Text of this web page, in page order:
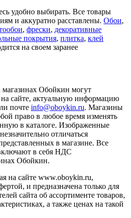
удобно выбирать. Все товары
и аккуратно расставлены. Обои,
, фрески, декоративные
покрытия, плитка, клей
на своем заранее
Обойкин могут
на сайте, актуальную информацию
почте info@oboykin.ru. Магазины
право в любое время изменять
в каталоге. Изображенные
отличаться
в магазине. Все
в себя НДС
Обойкин.
на сайте www.oboykin.ru,
и предназначена только для
сайта об ассортименте товаров,
а также ценах на такой